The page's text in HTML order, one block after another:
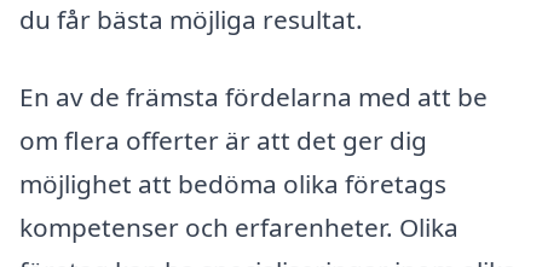
du får bästa möjliga resultat.
En av de främsta fördelarna med att be
om flera offerter är att det ger dig
möjlighet att bedöma olika företags
kompetenser och erfarenheter. Olika